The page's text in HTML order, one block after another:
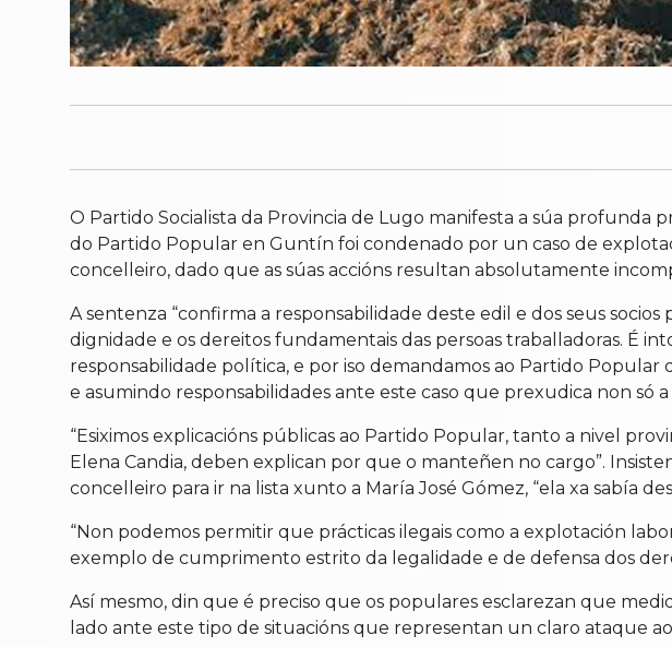
O Partido Socialista da Provincia de Lugo manifesta a súa
do Partido Popular en Guntín foi condenado por un caso de
concelleiro, dado que as súas accións resultan absolutamente
A sentenza “confirma a responsabilidade deste edil e dos seus
dignidade e os dereitos fundamentais das persoas traballadoras. É
responsabilidade política, e por iso demandamos ao Partido
e asumindo responsabilidades ante este caso que prexudica non só
“Esiximos explicacións públicas ao Partido Popular, tanto a nivel
Elena Candia, deben explican por que o manteñen no cargo”.
concelleiro para ir na lista xunto a María José Gómez, “ela xa sabía
“Non podemos permitir que prácticas ilegais como a explotación
exemplo de cumprimento estrito da legalidade e de defensa dos
Así mesmo, din que é preciso que os populares esclarezan que
lado ante este tipo de situacións que representan un claro ataque